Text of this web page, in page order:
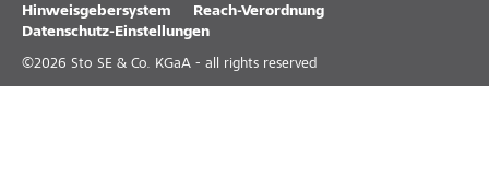
Hinweisgebersystem
Reach-Verordnung
Datenschutz-Einstellungen
©2026 Sto SE & Co. KGaA - all rights reserved